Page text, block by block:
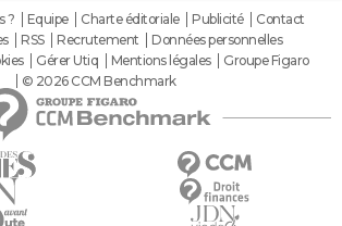
? Equipe Charte éditoriale Publicité
Contact
RSS Recrutement
Données personnelles
Gérer Utiq Mentions légales
Groupe Figaro
© 2026 CCM Benchmark